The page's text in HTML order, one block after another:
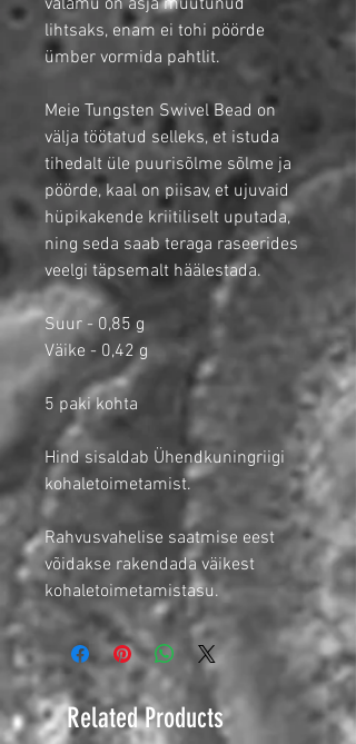
valamu on äsja muutunud
lihtsaks, enam ei tohi pöörde
ümber vormida pahtlit.
Meie Tungsten Swivel Bead on
välja töötatud selleks, et istuda
tihedalt üle puurisõlme sõlme ja
pöörde, kaal on piisav, et ujuvaid
hüpikakende kriitiliselt uputada,
ning seda saab teraga raseerides
veelgi täpsemalt häälestada.
Suur - 0,85 g
Väike - 0,42 g
5 paki kohta
Hind sisaldab Ühendkuningriigi
kohaletoimetamist.
Rahvusvahelise saatmise eest
võidakse rakendada väikest
kohaletoimetamistasu.
Related Products